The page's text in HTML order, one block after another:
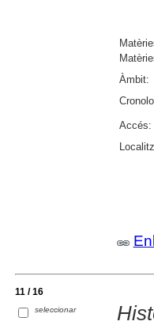
Àmbit:
Accés:
11 / 16
seleccionar